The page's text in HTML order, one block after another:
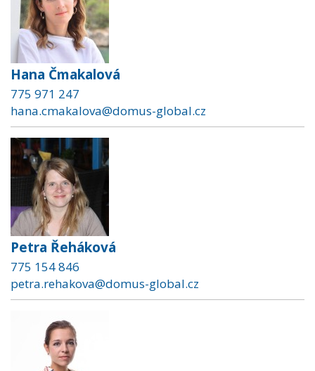
Hana Čmakalová
775 971 247
hana.cmakalova@domus-global.cz
Petra Řeháková
775 154 846
petra.rehakova@domus-global.cz